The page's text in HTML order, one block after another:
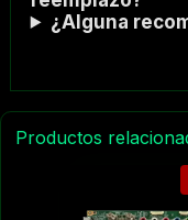
¿Alguna
Productos